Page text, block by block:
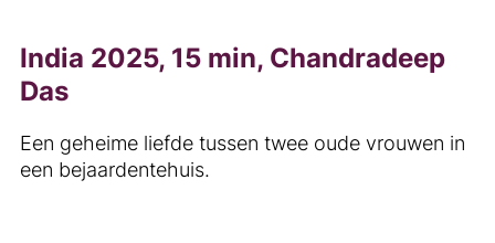
India 2025, 15 min, Chandradeep
Das
Een geheime liefde tussen twee oude vrouwen in
een bejaardentehuis.